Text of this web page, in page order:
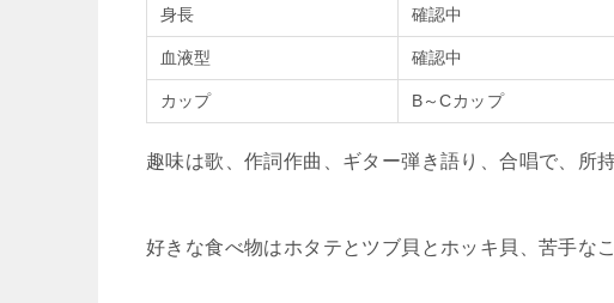
身長 確認中
血液型 確認中
カップ B～Cカップ
趣味は歌、作詞作曲、ギター弾き語り、合唱で、所
好きな食べ物はホタテとツブ貝とホッキ貝、苦手な